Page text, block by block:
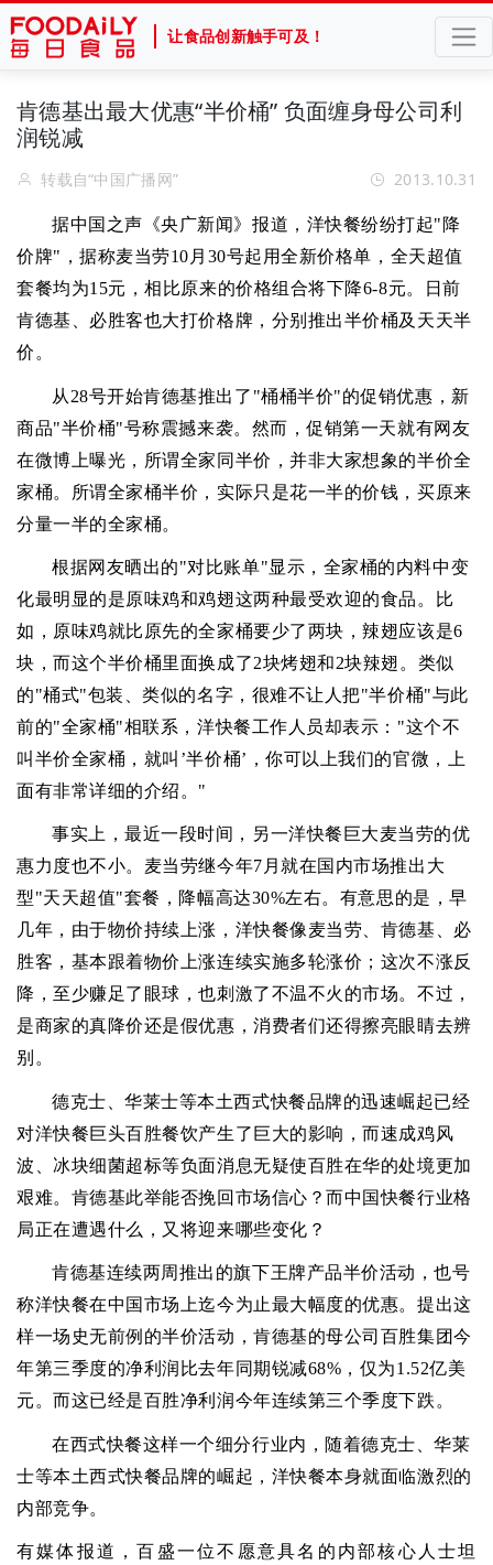
让食品创新触手可及！
肯德基出最大优惠“半价桶” 负面缠身母公司利
润锐减
转载自“中国广播网” 2013.10.31
据中国之声《央广新闻》报道，洋快餐纷纷打起"降
价牌"，据称麦当劳10月30号起用全新价格单，全天超值
套餐均为15元，相比原来的价格组合将下降6-8元。日前
肯德基、必胜客也大打价格牌，分别推出半价桶及天天半
价。
从28号开始肯德基推出了"桶桶半价"的促销优惠，新
商品"半价桶"号称震撼来袭。然而，促销第一天就有网友
在微博上曝光，所谓全家同半价，并非大家想象的半价全
家桶。所谓全家桶半价，实际只是花一半的价钱，买原来
分量一半的全家桶。
根据网友晒出的"对比账单"显示，全家桶的内料中变
化最明显的是原味鸡和鸡翅这两种最受欢迎的食品。比
如，原味鸡就比原先的全家桶要少了两块，辣翅应该是6
块，而这个半价桶里面换成了2块烤翅和2块辣翅。类似
的"桶式"包装、类似的名字，很难不让人把"半价桶"与此
前的"全家桶"相联系，洋快餐工作人员却表示："这个不
叫半价全家桶，就叫’半价桶’，你可以上我们的官微，上
面有非常详细的介绍。"
事实上，最近一段时间，另一洋快餐巨大麦当劳的优
惠力度也不小。麦当劳继今年7月就在国内市场推出大
型"天天超值"套餐，降幅高达30%左右。有意思的是，早
几年，由于物价持续上涨，洋快餐像麦当劳、肯德基、必
胜客，基本跟着物价上涨连续实施多轮涨价；这次不涨反
降，至少赚足了眼球，也刺激了不温不火的市场。不过，
是商家的真降价还是假优惠，消费者们还得擦亮眼睛去辨
别。
德克士、华莱士等本土西式快餐品牌的迅速崛起已经
对洋快餐巨头百胜餐饮产生了巨大的影响，而速成鸡风
波、冰块细菌超标等负面消息无疑使百胜在华的处境更加
艰难。肯德基此举能否挽回市场信心？而中国快餐行业格
局正在遭遇什么，又将迎来哪些变化？
肯德基连续两周推出的旗下王牌产品半价活动，也号
称洋快餐在中国市场上迄今为止最大幅度的优惠。提出这
样一场史无前例的半价活动，肯德基的母公司百胜集团今
年第三季度的净利润比去年同期锐减68%，仅为1.52亿美
元。而这已经是百胜净利润今年连续第三个季度下跌。
在西式快餐这样一个细分行业内，随着德克士、华莱
士等本土西式快餐品牌的崛起，洋快餐本身就面临激烈的
内部竞争。
有媒体报道，百盛一位不愿意具名的内部核心人士坦